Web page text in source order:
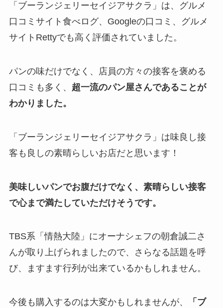
「ブーランジェリーセイジアサクラ」は、グルメ
口コミサイト食べログ、Googleの口コミ、グルメ
サイトRettyでも高く評価されていました。
パンの味だけでなく、店員の方々の接客を褒める
口コミも多く、 超一流のパン屋さんであることが
わかりました。
「ブーランジェリーセイジアサクラ」は味良し接
客も良しの素晴らしいお店だと思います！
美味しいパンでお腹だけでなく、素晴らしい接客
で心まで満たしていただけそうです。
TBS系「情熱大陸」にオーナシェフの朝倉誠二さ
んが取り上げられましたので、さらなる話題を呼
び、ますます行列が出来ているかもしれません。
今後も購入するのは大変かもしれませんが、
「ブ